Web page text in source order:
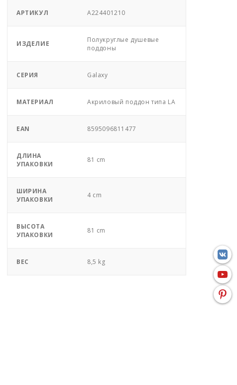
АРТИКУЛ A224401210
ИЗДЕЛИЕ
Полукруглые душевые
поддоны
СЕРИЯ Galaxy
МАТЕРИАЛ Акриловый поддон типа LA
EAN 8595096811477
ДЛИНА
УПАКОВКИ
81 cm
ШИРИНА
УПАКОВКИ
4 cm
ВЫСОТА
УПАКОВКИ
81 cm
ВЕС 8,5 kg